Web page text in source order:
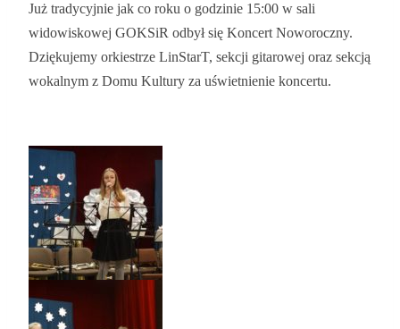
Już tradycyjnie jak co roku o godzinie 15:00 w sali
widowiskowej GOKSiR odbył się Koncert Noworoczny.
Dziękujemy orkiestrze LinStarT, sekcji gitarowej oraz sekcją
wokalnym z Domu Kultury za uświetnienie koncertu.